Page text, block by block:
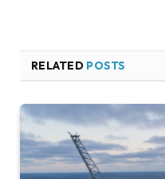
RELATED POSTS